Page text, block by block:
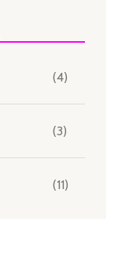
(4)
(3)
(11)